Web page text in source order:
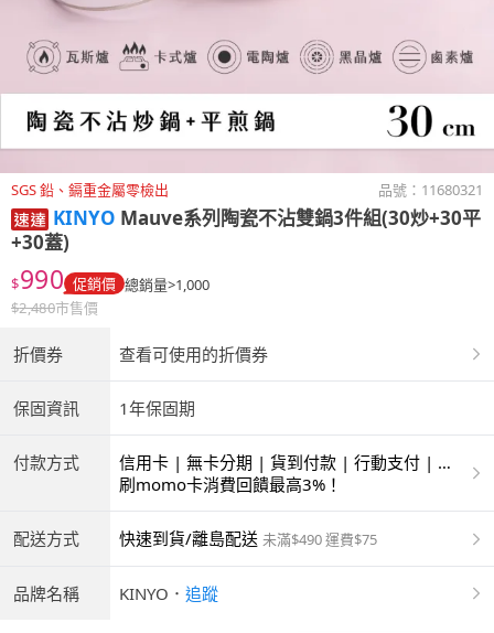
SGS 鉛、鎘重金屬零檢出 品號： 11680321
KINYO Mauve系列陶瓷不沾雙鍋3件組(30炒+30平
+30蓋)
$990 促銷價 總銷量>1,000
$2,480市售價
折價券 查看可使用的折價券
保固資訊 1年保固期
付款方式
信用卡 | 無卡分期 | 貨到付款 | 行動支付 | 超
商付款 | ATM | 銀聯卡
刷momo卡消費回饋最高3%！
配送方式 快速到貨/離島配送 未滿$490 運費$75
品牌名稱 KINYO ． 追蹤